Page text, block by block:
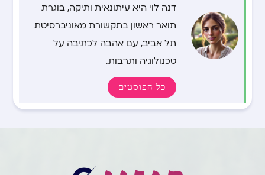
דנה לוי היא עיתונאית ותיקה, בוגרת
תואר ראשון בתקשורת מאוניברסיטת
תל אביב, עם אהבה לכתיבה על
טכנולוגיה ותרבות.
כל הפוסטים